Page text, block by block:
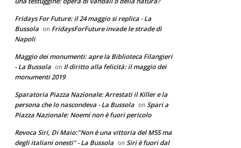
Fridays For Future: il 24 maggio si replica - La
Bussola on FridaysForFuture invade le strade di
Napoli
Maggio dei monumenti: apre la Biblioteca Filangieri
- La Bussola on Il diritto alla felicità: il maggio dei
monumenti 2019
Sparatoria Piazza Nazionale: Arrestati il Killer e la
persona che lo nascondeva - La Bussola on Spari a
Piazza Nazionale: Noemi non è fuori pericolo
Revoca Siri, Di Maio:"Non è una vittoria del M5S ma
degli italiani onesti" - La Bussola on Siri è fuori dal